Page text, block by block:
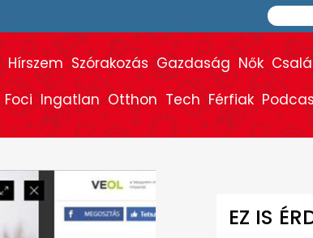
Hírszem Szórakozás Gazdaság Nők
Foci Ingatlan Otthon Tech Férfiak
EZ IS